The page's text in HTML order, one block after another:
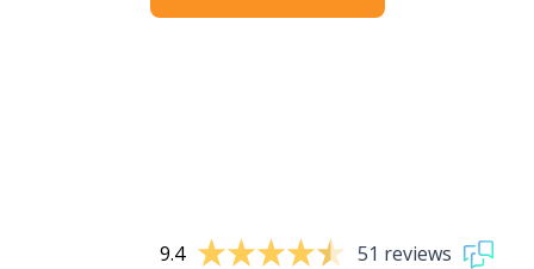
9.4 51 reviews